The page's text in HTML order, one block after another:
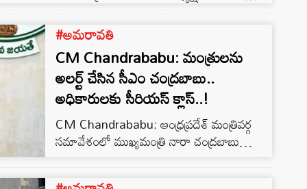
37 కీలక అంశాలకు ఆమోదం లభించింది. రాష్ట్ర
రాజధాని అమరావతి అభివృద్ధి, పోలవరం ప్రాజెక్టు,
పర్యాటకం, విమానయాన రంగం, ఉపాధి కల్పన,
అవయవ దానం నియంత్రణ వంటి పలు రంగాలకు
సంబంధించిన కీలక నిర్ణయాలను కేబినెట్
ఆమోదించింది. సమావేశం అనంతరం మీడియాతో
మాట్లాడిన మంత్రి కొలుసు పార్థసారథి.. కేబినెట్‌
నిర్ణయాలను వెల్లడించారు.. కేబినెట్‌ కీలక
#అమరావతి
CM Chandrababu: మంత్రులను
అలర్ట్ చేసిన సీఎం చంద్రబాబు..
అధికారులకు సీరియస్‌ క్లాస్..!
CM Chandrababu: ఆంధ్రప్రదేశ్ మంత్రివర్గ
సమావేశంలో ముఖ్యమంత్రి నారా చంద్రబాబు